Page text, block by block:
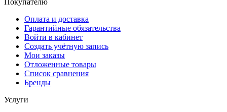
Покупателю
Оплата и доставка
Гарантийные обязательства
Войти в кабинет
Создать учётную запись
Мои заказы
Отложенные товары
Список сравнения
Бренды
Услуги